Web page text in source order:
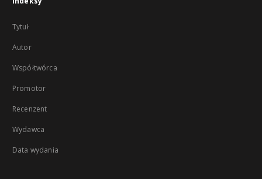
Tytuł
Autor
Współtwórca
Promotor
Recenzent
Wydawca
Data wydania